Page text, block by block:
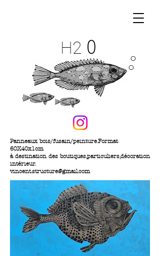
H2 O
O
O
Panneaux bois/fusain/peinture.Format
60X40x1cm
à destination des boutiques,particuliers,décoration
intérieur.
vincent.structure@gmail.com